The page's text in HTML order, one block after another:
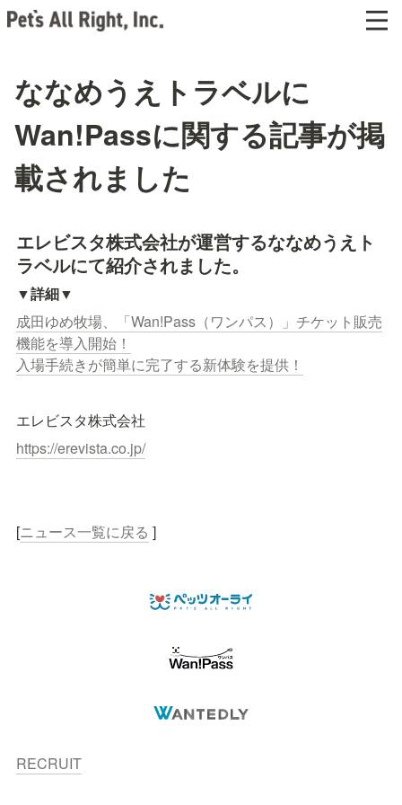
ななめうえトラベルに
Wan!Passに関する記事が掲
載されました
エレビスタ株式会社が運営するななめうえト
ラベルにて紹介されました。
▼詳細▼
成田ゆめ牧場、「Wan!Pass（ワンパス）」チケット販売
機能を導入開始！
入場手続きが簡単に完了する新体験を提供！
エレビスタ株式会社
https://erevista.co.jp/
[ニュース一覧に戻る ]
RECRUIT